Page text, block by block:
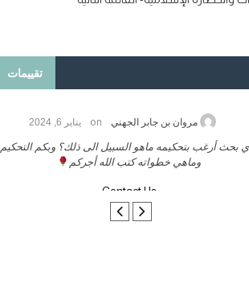
تقييمات
مروان بن جابر الجهني on يناير 6, 2024
بحث أرغب بتحكيمه ماهو السبيل الى ذلك؟ وبكم التحكيم
وماهي خطواته كتب الله أجركم
Contact Us